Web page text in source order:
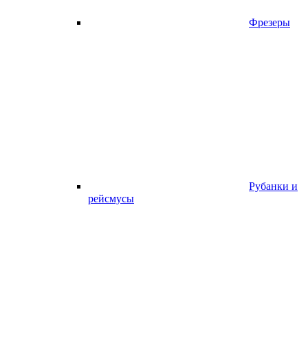
Фрезеры
Рубанки и
рейсмусы